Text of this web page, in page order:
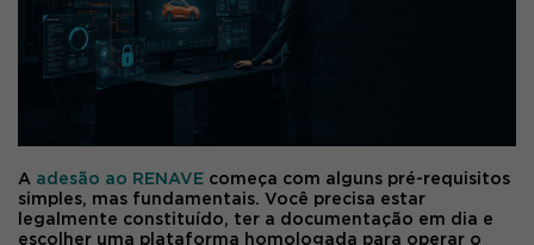
A adesão ao RENAVE começa com alguns pré-requisitos
simples, mas fundamentais. Você precisa estar
legalmente constituído, ter a documentação em dia e
escolher uma plataforma homologada para operar o